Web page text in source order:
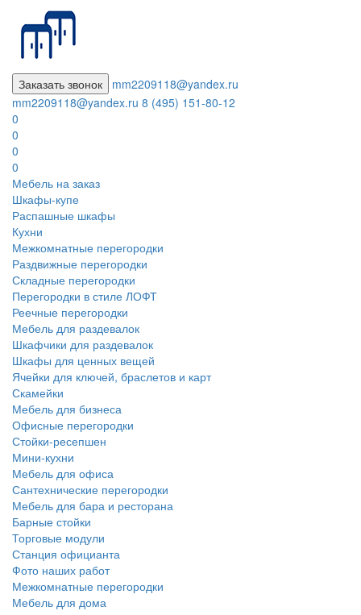
Заказать звонок
mm2209118@yandex.ru
mm2209118@yandex.ru 8 (495) 151-80-12
0
0
0
0
Мебель на заказ
Шкафы-купе
Распашные шкафы
Кухни
Межкомнатные перегородки
Раздвижные перегородки
Складные перегородки
Перегородки в стиле ЛОФТ
Реечные перегородки
Мебель для раздевалок
Шкафчики для раздевалок
Шкафы для ценных вещей
Ячейки для ключей, браслетов и карт
Скамейки
Мебель для бизнеса
Офисные перегородки
Стойки-ресепшен
Мини-кухни
Мебель для офиса
Сантехнические перегородки
Мебель для бара и ресторана
Барные стойки
Торговые модули
Станция официанта
Фото наших работ
Межкомнатные перегородки
Мебель для дома